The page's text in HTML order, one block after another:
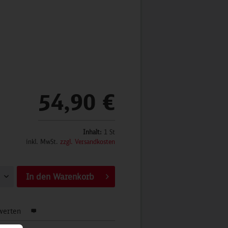
54,90 €
Inhalt: 1 St
inkl. MwSt. zzgl. Versandkosten
In den Warenkorb